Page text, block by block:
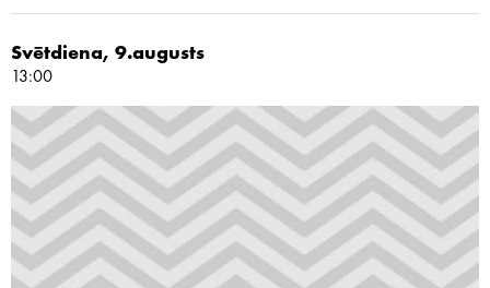
Svētdiena, 9.augusts
13:00